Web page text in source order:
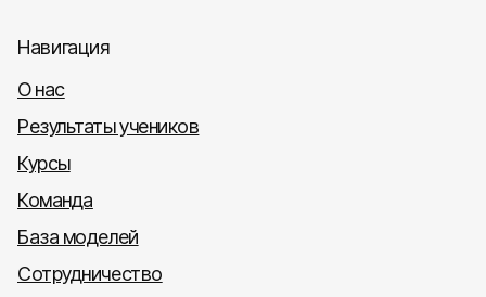
Навигация
О нас
Результаты учеников
Курсы
Команда
База моделей
Сотрудничество